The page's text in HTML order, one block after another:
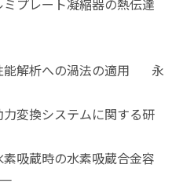
能解析への渦法の適用 永
変換システムに関する研
吸蔵時の水素吸蔵合金容